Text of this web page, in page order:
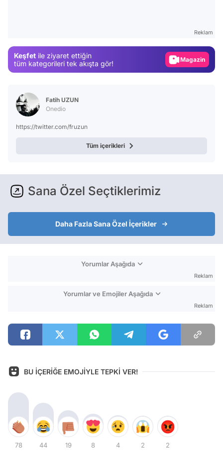
Reklam
Keşfet ile ziyaret ettiğin
tüm kategorileri tek akışta gör!
Magazin
Fatih UZUN
Onedio
https://twitter.com/fruzun
Tüm içerikleri
Sana Özel Seçtiklerimiz
Daha Fazla Sana Özel İçerikler
Yorumlar Aşağıda
Reklam
Yorumlar ve Emojiler Aşağıda
Reklam
BU İÇERİĞE EMOJİYLE TEPKİ VER!
78 44 19 8 4 2 2